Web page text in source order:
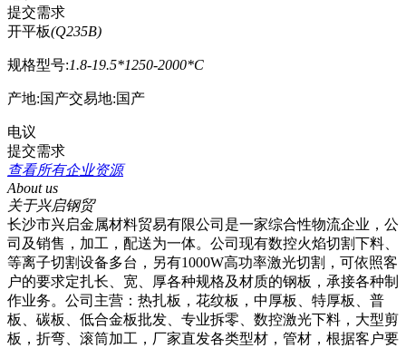
提交需求
开平板(Q235B)
规格型号:1.8-19.5*1250-2000*C
产地:国产交易地:国产
电议
提交需求
查看所有企业资源
About us
关于兴启钢贸
长沙市兴启金属材料贸易有限公司是一家综合性物流企业，公
司及销售，加工，配送为一体。公司现有数控火焰切割下料、
等离子切割设备多台，另有1000W高功率激光切割，可依照客
户的要求定扎长、宽、厚各种规格及材质的钢板，承接各种制
作业务。公司主营：热扎板，花纹板，中厚板、特厚板、普
板、碳板、低合金板批发、专业拆零、数控激光下料，大型剪
板，折弯、滚筒加工，厂家直发各类型材，管材，根据客户要